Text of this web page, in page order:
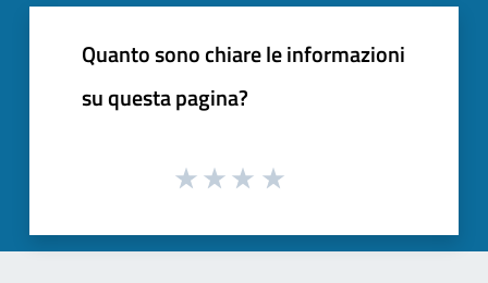
Quanto sono chiare le informazioni
su questa pagina?